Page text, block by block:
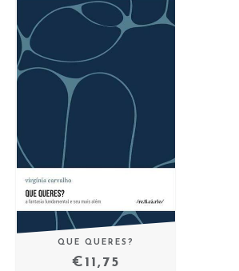
QUE QUERES?
€11,75